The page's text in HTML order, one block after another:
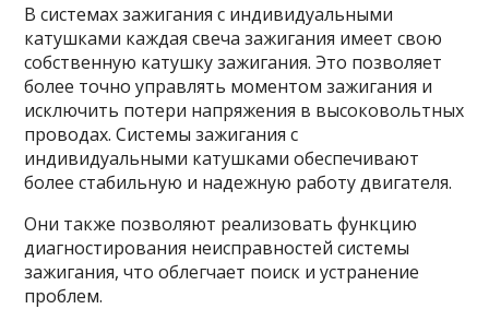
В системах зажигания с индивидуальными
катушками каждая свеча зажигания имеет свою
собственную катушку зажигания. Это позволяет
более точно управлять моментом зажигания и
исключить потери напряжения в высоковольтных
проводах. Системы зажигания с
индивидуальными катушками обеспечивают
более стабильную и надежную работу двигателя.
Они также позволяют реализовать функцию
диагностирования неисправностей системы
зажигания, что облегчает поиск и устранение
проблем.